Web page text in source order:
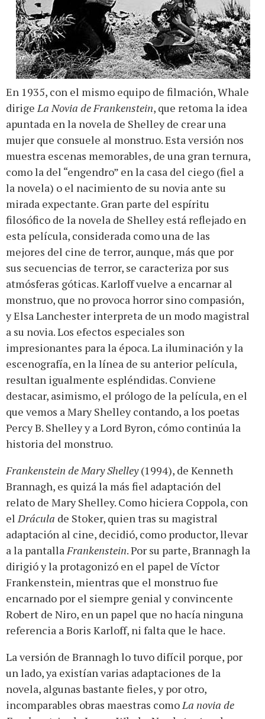
En 1935, con el mismo equipo de filmación, Whale
dirige La Novia de Frankenstein, que retoma la idea
apuntada en la novela de Shelley de crear una
mujer que consuele al monstruo. Esta versión nos
muestra escenas memorables, de una gran ternura,
como la del “engendro” en la casa del ciego (fiel a
la novela) o el nacimiento de su novia ante su
mirada expectante. Gran parte del espíritu
filosófico de la novela de Shelley está reflejado en
esta película, considerada como una de las
mejores del cine de terror, aunque, más que por
sus secuencias de terror, se caracteriza por sus
atmósferas góticas. Karloff vuelve a encarnar al
monstruo, que no provoca horror sino compasión,
y Elsa Lanchester interpreta de un modo magistral
a su novia. Los efectos especiales son
impresionantes para la época. La iluminación y la
escenografía, en la línea de su anterior película,
resultan igualmente espléndidas. Conviene
destacar, asimismo, el prólogo de la película, en el
que vemos a Mary Shelley contando, a los poetas
Percy B. Shelley y a Lord Byron, cómo continúa la
historia del monstruo.
Frankenstein de Mary Shelley(1994), de Kenneth
Brannagh, es quizá la más fiel adaptación del
relato de Mary Shelley. Como hiciera Coppola, con
el Drácula de Stoker, quien tras su magistral
adaptación al cine, decidió, como productor, llevar
a la pantalla Frankenstein. Por su parte, Brannagh la
dirigió y la protagonizó en el papel de Víctor
Frankenstein, mientras que el monstruo fue
encarnado por el siempre genial y convincente
Robert de Niro, en un papel que no hacía ninguna
referencia a Boris Karloff, ni falta que le hace.
La versión de Brannagh lo tuvo difícil porque, por
un lado, ya existían varias adaptaciones de la
novela, algunas bastante fieles, y por otro,
incomparables obras maestras como La novia de